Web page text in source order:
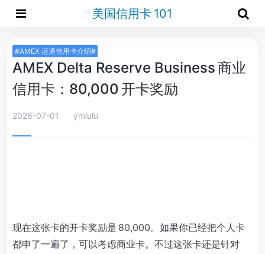
美国信用卡 101
#AMEX 运通信用卡介绍#
AMEX Delta Reserve Business 商业
信用卡：80,000 开卡奖励
2026-07-01 ymlulu
现在这张卡的开卡奖励是 80,000。如果你已经把个人卡
都申了一遍了，可以考虑商业卡。不过这张卡还是针对